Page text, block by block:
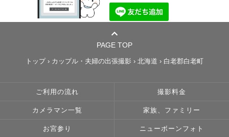
PAGE TOP
トップ › カップル・夫婦の出張撮影 › 北海道 › 白老郡白老町
ご利用の流れ 撮影料金
カメラマン一覧 家族、ファミリー
お宮参り ニューボーンフォト